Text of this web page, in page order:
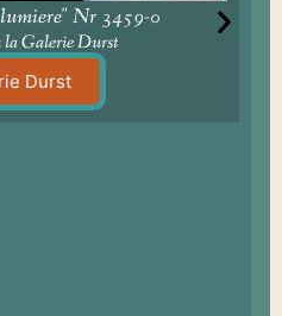
Nr 3459-0
Galerie Durst
Durst